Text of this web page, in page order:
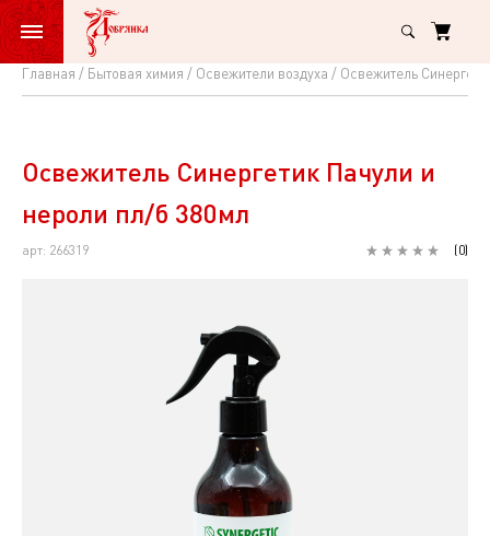
Главная Бытовая химия Освежители воздуха Освежитель
Освежитель
Пачули
нероли
Освежитель Синергетик Пачули и
нероли пл/б 380мл
арт: 266319 (0)